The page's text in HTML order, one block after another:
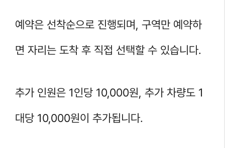
예약은 선착순으로 진행되며, 구역만 예약하
면 자리는 도착 후 직접 선택할 수 있습니다.
추가 인원은 1인당 10,000원, 추가 차량도 1
대당 10,000원이 추가됩니다.